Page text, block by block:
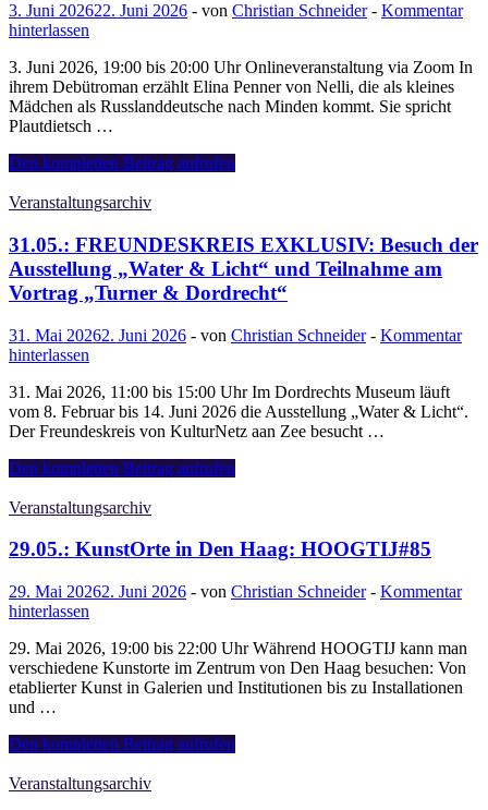
3. Juni 202622. Juni 2026 - von Christian Schneider- Kommentar
hinterlassen
3. Juni 2026, 19:00 bis 20:00 Uhr Onlineveranstaltung via Zoom In
ihrem Debütroman erzählt Elina Penner von Nelli, die als kleines
Mädchen als Russlanddeutsche nach Minden kommt. Sie spricht
Plautdietsch …
03.06.:
Internationale
Elina
Penner
„Nachtbeeren“(online)
Den kompletten Beitrag aufrufen
Veranstaltungsarchiv
31.05.: FREUNDESKREIS EXKLUSIV: Besuch der
Ausstellung „Water & Licht“ und Teilnahme am
Vortrag „Turner & Dordrecht“
31. Mai 20262. Juni 2026 - von Christian Schneider- Kommentar
hinterlassen
31. Mai 2026, 11:00 bis 15:00 Uhr Im Dordrechts Museum läuft
vom 8. Februar bis 14. Juni 2026 die Ausstellung „Water & Licht“.
Der Freundeskreis von KulturNetz aan Zee besucht …
31.05.:
EXKLUSIV:
der
„Water
&
Licht“
und
Teilnahme
am
Vortrag
&
Den kompletten Beitrag aufrufen
Veranstaltungsarchiv
29.05.: KunstOrte in Den Haag: HOOGTIJ#85
29. Mai 20262. Juni 2026 - von Christian Schneider- Kommentar
hinterlassen
29. Mai 2026, 19:00 bis 22:00 Uhr Während HOOGTIJ kann man
verschiedene Kunstorte im Zentrum von Den Haag besuchen: Von
etablierter Kunst in Galerien und Institutionen bis zu Installationen
und …
29.05.:
in
Den kompletten Beitrag aufrufen
Veranstaltungsarchiv